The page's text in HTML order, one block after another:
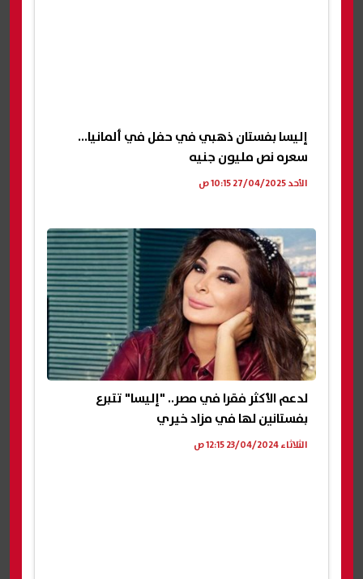
إليسا بفستان ذهبي في حفل في ألمانيا...
سعره نص مليون جنيه
الأحد 27/04/2025 10:15 ص
لدعم الأكثر فقرا في مصر.. "إليسا" تتبرع
بفستانين لها في مزاد خيري
الثلاثاء 23/04/2024 12:15 ص